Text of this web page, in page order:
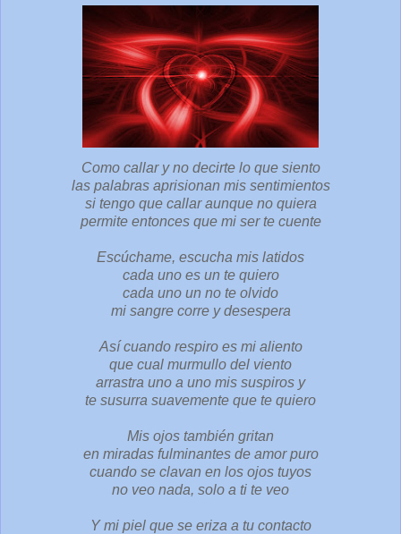
Como callar y no decirte lo que siento
las palabras aprisionan mis sentimientos
si tengo que callar aunque no quiera
permite entonces que mi ser te cuente
Escúchame, escucha mis latidos
cada uno es un te quiero
cada uno un no te olvido
mi sangre corre y desespera
Así cuando respiro es mi aliento
que cual murmullo del viento
arrastra uno a uno mis suspiros y
te susurra suavemente que te quiero
Mis ojos también gritan
en miradas fulminantes de amor puro
cuando se clavan en los ojos tuyos
no veo nada, solo a ti te veo
Y mi piel que se eriza a tu contacto